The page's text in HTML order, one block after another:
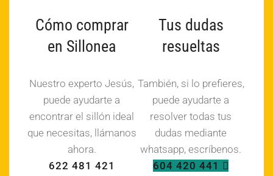
Cómo comprar
en Sillonea
Nuestro experto Jesús,
puede ayudarte a
encontrar el sillón ideal
que necesitas, llámanos
ahora.
622 481 421
Tus dudas
resueltas
También, si lo prefieres,
puede ayudarte a
resolver todas tus
dudas mediante
whatsapp, escríbenos.
604 420 441